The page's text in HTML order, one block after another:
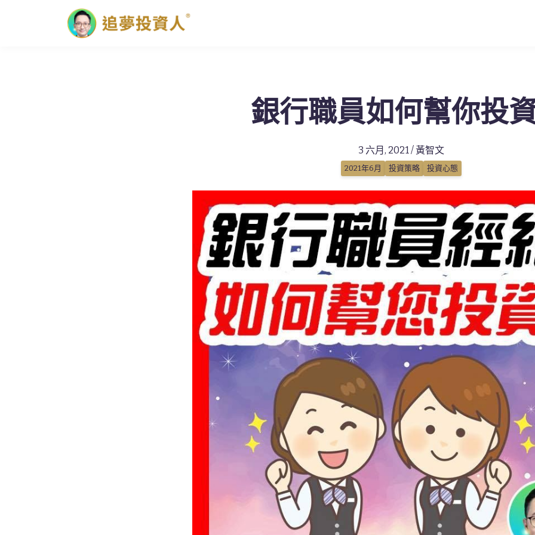
銀行職員如何幫你投
3 六月, 2021 / 黃智文
2021年6月 投資策略 投資心態